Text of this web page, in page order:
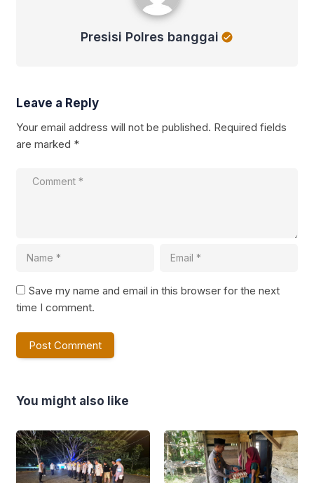
Presisi Polres banggai
Leave a Reply
Your email address will not be published. Required fields
are marked *
Save my name and email in this browser for the next
time I comment.
You might also like